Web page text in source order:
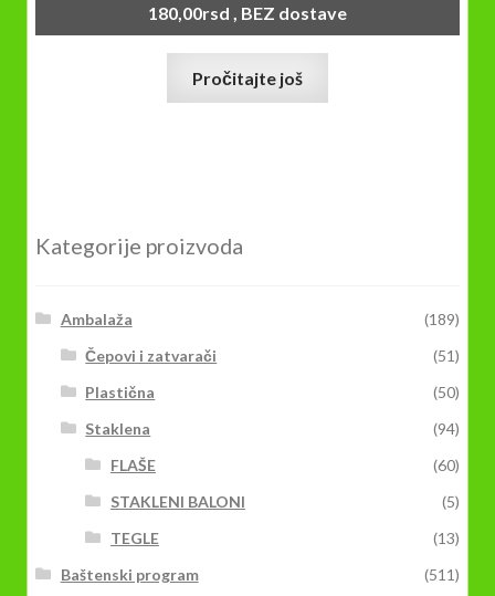
180,00rsd , BEZ dostave
Pročitajte još
Kategorije proizvoda
Ambalaža
(189)
Čepovi i zatvarači
(51)
Plastična
(50)
Staklena
(94)
FLAŠE
(60)
STAKLENI BALONI
(5)
TEGLE
(13)
Baštenski program
(511)